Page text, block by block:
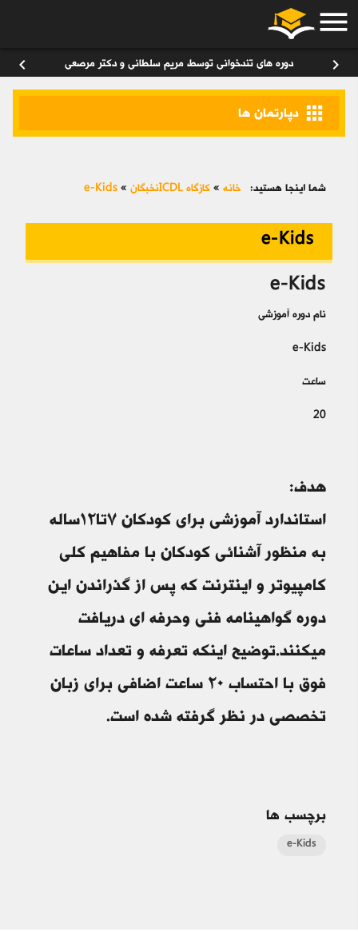
menu
chevron_right دوره های تندخوانی توسط مریم سلطانی و دکتر مرصعی chevron_left
apps دپارتمان ها
شما اینجا هستید: خانه » کازگاه ICDLنخبگان »
e-Kids
e-Kids
e-Kids
نام دوره آموزشی
e-Kids
ساعت
20
هدف:
استاندارد آموزشى براى کودکان ۷تا۱۲ساله
به منظور آشنائى کودکان با مفاهيم کلى
کامپيوتر و اينترنت که پس از گذراندن اين
دوره گواهينامه فنی وحرفه ای دريافت
ميکنند.توضيح اينکه تعرفه و تعداد ساعات
فوق با احتساب ۲۰ ساعت اضافي براي زبان
تخصصي در نظر گرفته شده است.
برچسب ها
e-Kids